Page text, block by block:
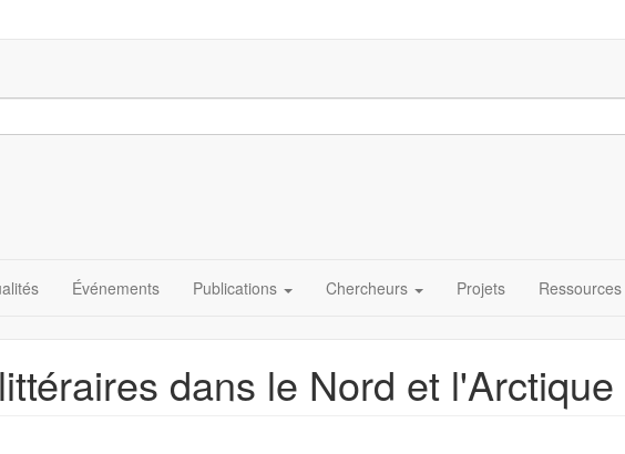
Événements Publications Chercheurs Projets Ressources
dans le Nord et l'Arctique